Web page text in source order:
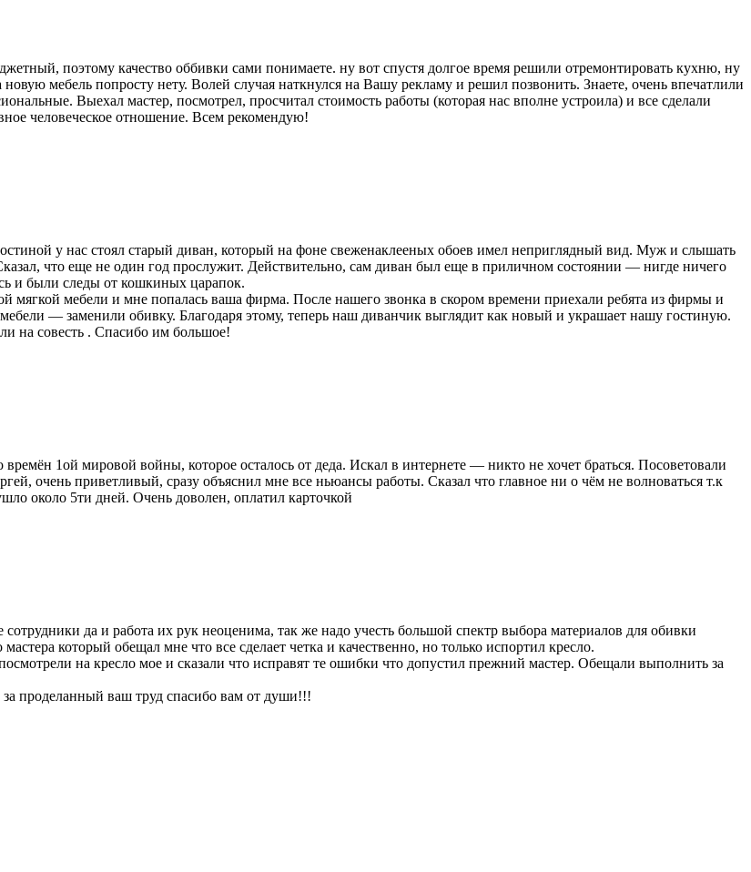
поэтому качество оббивки сами понимаете. ну вот спустя долгое время решили отремонтировать кухню, ну
мебель попросту нету. Волей случая наткнулся на Вашу рекламу и решил позвонить. Знаете, очень впечатлили
Выехал мастер, посмотрел, просчитал стоимость работы (которая нас вполне устроила) и все сделали
человеческое отношение. Всем рекомендую!
у нас стоял старый диван, который на фоне свеженаклееных обоев имел неприглядный вид. Муж и слышать
что еще не один год прослужит. Действительно, сам диван был еще в приличном состоянии — нигде ничего
и были следы от кошкиных царапок.
мягкой мебели и мне попалась ваша фирма. После нашего звонка в скором времени приехали ребята из фирмы и
— заменили обивку. Благодаря этому, теперь наш диванчик выглядит как новый и украшает нашу гостиную.
на совесть . Спасибо им большое!
1ой мировой войны, которое осталось от деда. Искал в интернете — никто не хочет браться. Посоветовали
очень приветливый, сразу объяснил мне все ньюансы работы. Сказал что главное ни о чём не волноваться т.к
около 5ти дней. Очень доволен, оплатил карточкой
да и работа их рук неоценима, так же надо учесть большой спектр выбора материалов для обивки
который обещал мне что все сделает четка и качественно, но только испортил кресло.
на кресло мое и сказали что исправят те ошибки что допустил прежний мастер. Обещали выполнить за
за проделанный ваш труд спасибо вам от души!!!